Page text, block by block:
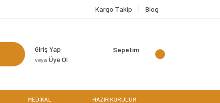
Kargo Takip Blog
Giriş Yap
veya Üye Ol
Sepetim
MEDİKAL
HAZIR KURULUM